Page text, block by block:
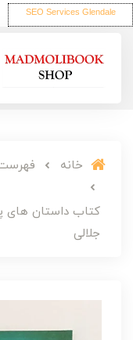
SEO Services Glendale
خانه
کتاب داستان های
جلالی